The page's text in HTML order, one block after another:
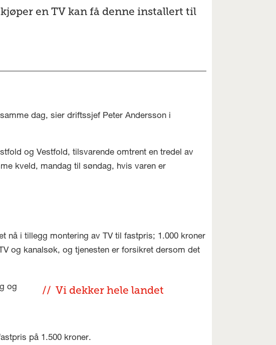
en TV kan få denne installert til
dag, sier driftssjef Peter Andersson i
og Vestfold, tilsvarende omtrent en tredel av
kveld, mandag til søndag, hvis varen er
nå i tillegg montering av TV til fastpris; 1.000 kroner
og kanalsøk, og tjenesten er forsikret dersom det
Vi dekker hele landet
og
på 1.500 kroner.